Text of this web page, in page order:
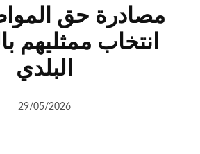
مصادرة حق
انتخاب ممثليهم
البلدي
29/05/2026